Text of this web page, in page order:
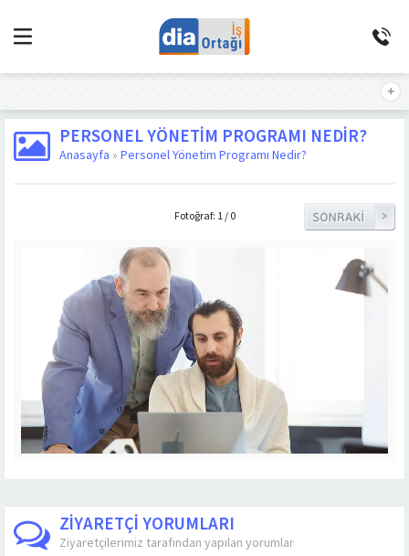
PERSONEL YÖNETIM PROGRAMI NEDIR?
Anasayfa » Personel Yönetim Programı Nedir?
Fotoğraf: 1 / 0
ZİYARETÇİ YORUMLARI
Ziyaretçilerimiz tarafından yapılan yorumlar